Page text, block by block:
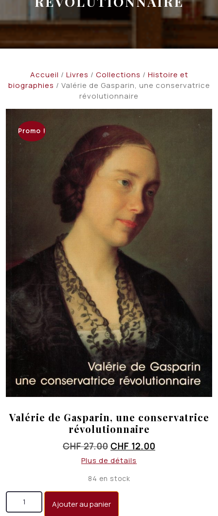
Accueil / Livres / Collections / Histoire et
biographies / Valérie de Gasparin, une conservatrice
révolutionnaire
Promo !
Valérie de Gasparin, une conservatrice
révolutionnaire
CHF27.00 Le
prix
était :
CHF 12.00
Plus de détails
84 en stock
quantité de Valérie de Gasparin, une conservatrice
révolutionnaire
Ajouter au panier